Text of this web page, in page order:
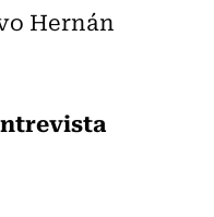
Hernán